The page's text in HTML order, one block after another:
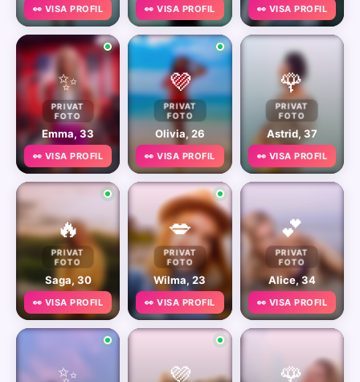
👀 VISA PROFIL 👀 VISA PROFIL 👀 VISA PROFIL
✨
PRIVAT
FOTO
Emma, 33
👀 VISA PROFIL
💜
PRIVAT
FOTO
Olivia, 26
👀 VISA PROFIL
🌹
PRIVAT
FOTO
Astrid, 37
👀 VISA PROFIL
🔥
PRIVAT
FOTO
Saga, 30
👀 VISA PROFIL
💋
PRIVAT
FOTO
Wilma, 23
👀 VISA PROFIL
💕
PRIVAT
FOTO
Alice, 34
👀 VISA PROFIL
✨ 💜 🌹